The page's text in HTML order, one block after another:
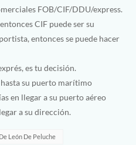
FOB/CIF/DDU/express.
CIF puede ser su
entonces se puede hacer
es tu decisión.
su puerto marítimo
en llegar a su puerto aéreo
a su dirección.
León De Peluche